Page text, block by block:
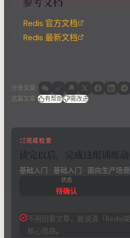
Redis 官方文档
Redis 最新文档
分享文章:
这篇文章
有帮助 需改进
完成检查
读完以后，完成这组训练
基础入门 · 基础入门 · 面向生产场
状态
待确认
不用回看文章，能说清「Redis
核心思路。